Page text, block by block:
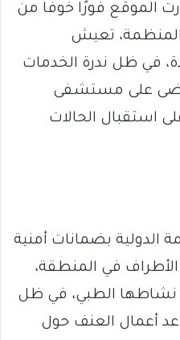
الموقع فورًا خوفًا من
تعيش
في ظل ندرة الخدمات
على مستشفى
استقبال الحالات
الدولية بضمانات أمنية
في المنطقة،
الطبي، في ظل
أعمال العنف حول